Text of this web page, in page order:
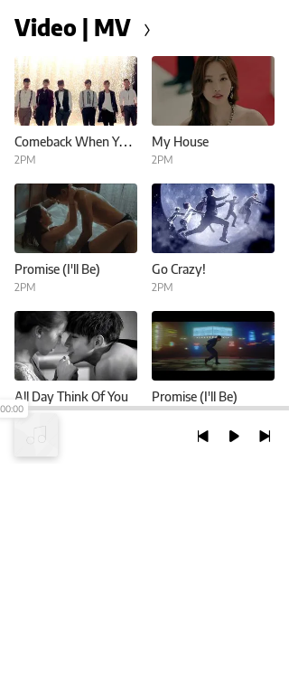
Video | MV
Comeback When You Hear This Song
2PM
My House
2PM
Promise (I'll Be)
2PM
Go Crazy!
2PM
All Day Think Of You
2PM
Promise (I'll Be)
2PM
00:00